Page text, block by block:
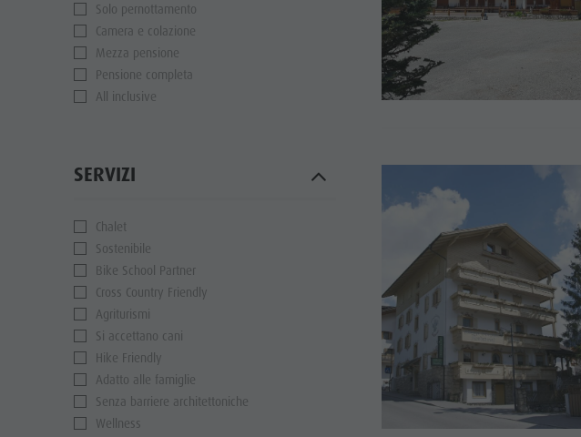
Solo pernottamento
Camera e colazione
Mezza pensione
Pensione completa
All inclusive
SERVIZI
Chalet
Sostenibile
Bike School Partner
Cross Country Friendly
Agriturismi
Si accettano cani
Hike Friendly
Adatto alle famiglie
Senza barriere architettoniche
Wellness